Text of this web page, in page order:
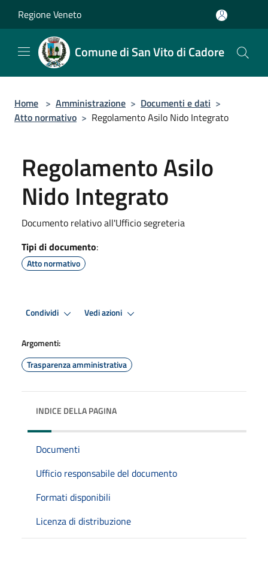
Regione Veneto
Comune di San Vito di Cadore
Home > Amministrazione > Documenti e dati >
Atto normativo > Regolamento Asilo Nido Integrato
Regolamento Asilo
Nido Integrato
Documento relativo all'Ufficio segreteria
Tipi di documento:
Atto normativo
Condividi Vedi azioni
Argomenti:
Trasparenza amministrativa
INDICE DELLA PAGINA
Documenti
Ufficio responsabile del documento
Formati disponibili
Licenza di distribuzione